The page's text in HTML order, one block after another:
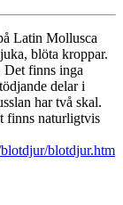
Latin Mollusca
blöta kroppar.
Det finns inga
delar i
har två skal.
finns naturligtvis
blotdjur.htm